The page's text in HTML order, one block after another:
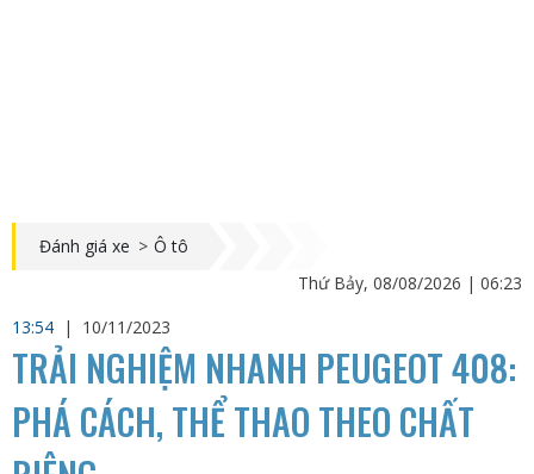
Đánh giá xe > Ô tô
Thứ Bảy, 08/08/2026 | 06:23
13:54 | 10/11/2023
TRẢI NGHIỆM NHANH PEUGEOT 408:
PHÁ CÁCH, THỂ THAO THEO CHẤT